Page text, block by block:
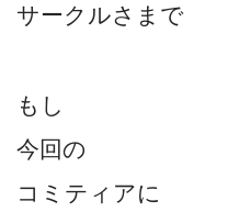
サークルさまで
もし
今回の
コミティアに